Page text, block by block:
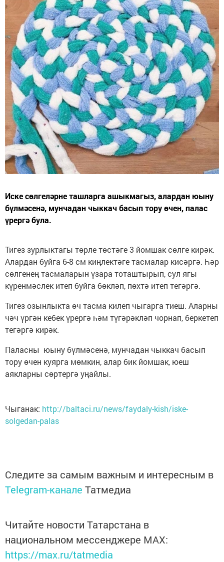
Иске сөлгеләрне ташларга ашыкмагыз, алардан юыну
бүлмәсенә, мунчадан чыккач басып тору өчен, палас
үрергә була.
Тигез зурлыктагы төрле төстәге 3 йомшак сөлге кирәк.
Алардан буйга 6-8 см киңлектәге тасмалар кисәргә. Һәр
сөлгенең тасмаларын үзара тоташтырып, сул ягы
күренмәслек итеп буйга бөкләп, пөхтә итеп тегәргә.
Тигез озынлыкта өч тасма килеп чыгарга тиеш. Аларны
чәч үргән кебек үрергә һәм түгәрәкләп чорнап, беркетеп
тегәргә кирәк.
Паласны юыну бүлмәсенә, мунчадан чыккач басып
тору өчен куярга мөмкин, алар бик йомшак, юеш
аякларны сөртергә уңайлы.
Чыганак: http://baltaci.ru/news/faydaly-kish/iske-
solgedan-palas
Следите за самым важным и интересным в
Telegram-канале Татмедиа
Читайте новости Татарстана в
национальном мессенджере MАХ:
https://max.ru/tatmedia